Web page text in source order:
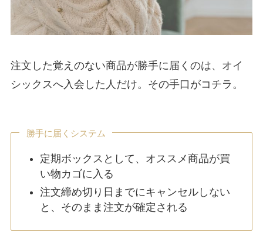
注文した覚えのない商品が勝手に届くのは、オイ
シックスへ入会した人だけ。その手口がコチラ。
勝手に届くシステム
定期ボックスとして、オススメ商品が買
い物カゴに入る
注文締め切り日までにキャンセルしない
と、そのまま注文が確定される